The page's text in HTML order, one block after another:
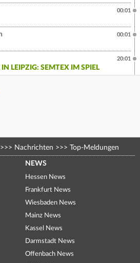
00:01
00:01
LEIPZIG: SEMTEX IM SPIEL
20:01
>>> Nachrichten >>> Top-Meldungen
NEWS
Hessen News
Frankfurt News
Wiesbaden News
Mainz News
Kassel News
Darmstadt News
Offenbach News